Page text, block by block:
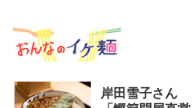
岸田雪子さん